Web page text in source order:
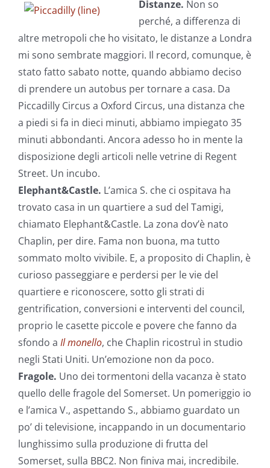
Distanze. Non so
perché, a differenza di
altre metropoli che ho visitato, le distanze a Londra
mi sono sembrate maggiori. Il record, comunque, è
stato fatto sabato notte, quando abbiamo deciso
di prendere un autobus per tornare a casa. Da
Piccadilly Circus a Oxford Circus, una distanza che
a piedi si fa in dieci minuti, abbiamo impiegato 35
minuti abbondanti. Ancora adesso ho in mente la
disposizione degli articoli nelle vetrine di Regent
Street. Un incubo.
Elephant&Castle. L’amica S. che ci ospitava ha
trovato casa in un quartiere a sud del Tamigi,
chiamato Elephant&Castle. La zona dov’è nato
Chaplin, per dire. Fama non buona, ma tutto
sommato molto vivibile. E, a proposito di Chaplin, è
curioso passeggiare e perdersi per le vie del
quartiere e riconoscere, sotto gli strati di
gentrification, conversioni e interventi del council,
proprio le casette piccole e povere che fanno da
sfondo a Il monello, che Chaplin ricostruì in studio
negli Stati Uniti. Un’emozione non da poco.
Fragole. Uno dei tormentoni della vacanza è stato
quello delle fragole del Somerset. Un pomeriggio io
e l’amica V., aspettando S., abbiamo guardato un
po’ di televisione, incappando in un documentario
lunghissimo sulla produzione di frutta del
Somerset, sulla BBC2. Non finiva mai, incredibile.